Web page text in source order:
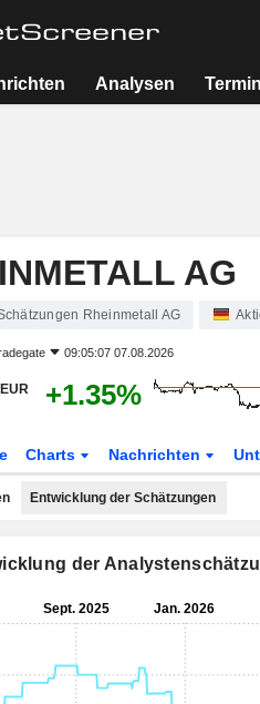
Analysen
AG
Rheinmetall AG
09:05:07 07.08.2026
EUR +1.35%
Charts Nachrichten
Entwicklung der Schätzungen
der